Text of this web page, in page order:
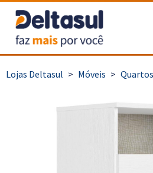
> Móveis > Quartos